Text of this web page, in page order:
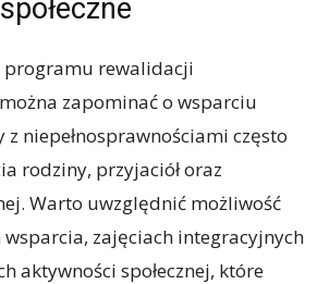
programu rewalidacji
zapominać o wsparciu
z niepełnosprawnościami często
rodziny, przyjaciół oraz
Warto uwzględnić możliwość
wsparcia, zajęciach integracyjnych
aktywności społecznej, które